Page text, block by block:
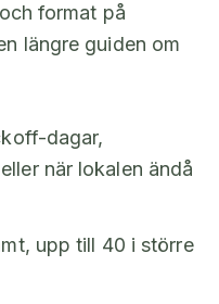
format på
längre guiden om
dagar,
när lokalen ändå
upp till 40 i större